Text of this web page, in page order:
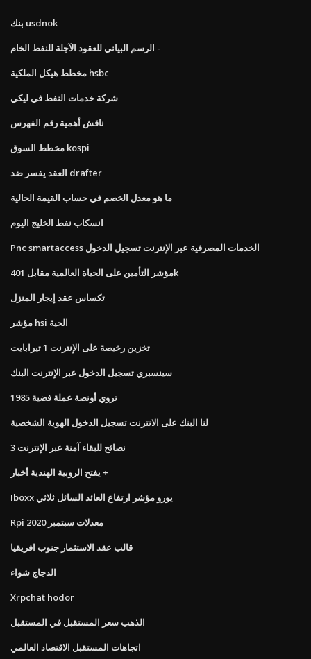
بنك usdnok
الرسم البياني للعقود الآجلة للنفط الخام -
مخطط هيكل الملكية hsbc
شركة خدمات النفط في ليكي
ناقش أهمية رقم الفهرس
مخطط السوق kospi
العقد يفسر ضد drafter
ما هو معدل الخصم في حساب القيمة الحالية
انسكاب نفط الخليج اليوم
Pnc smartaccess الخدمات المصرفية عبر الإنترنت تسجيل الدخول
مؤشر التأمين على الحياة العالمية مقابل 401k
تكساس عقد إيجار المنزل
مؤشر hsi الحية
تخزين رخيصة على الإنترنت 1 تيرابايت
سينسبري تسجيل الدخول عبر الإنترنت البنك
1985 تروي أونصة عملة فضية
لنا البنك على الانترنت تسجيل الدخول الهوية الشخصية
3 نصائح للبقاء آمنة عبر الإنترنت
يفتح الروبية الهندية أخبار +
Iboxx يورو مؤشر ارتفاع العائد السائل ثلاثي
Rpi معدلات سبتمبر 2020
قالب عقد الاستثمار جنوب افريقيا
الدجاج شواء
Xrpchat hodor
الذهب سعر المستقبل في المستقبل
اتجاهات المستقبل الاقتصاد العالمي